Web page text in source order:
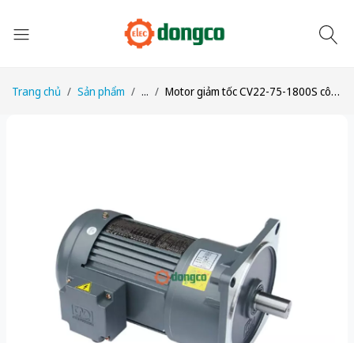
Trang chủ Sản phẩm ... Motor giảm tốc CV22-75-1800S công suất 1/10HP (75W) tỉ số truyền 1/1800